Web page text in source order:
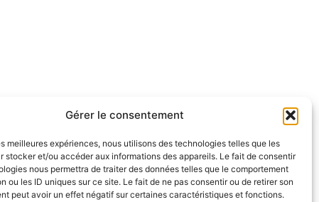
Gérer le consentement
meilleures expériences, nous utilisons des technologies telles que les
stocker et/ou accéder aux informations des appareils. Le fait de consentir
nous permettra de traiter des données telles que le comportement
ou les ID uniques sur ce site. Le fait de ne pas consentir ou de retirer son
peut avoir un effet négatif sur certaines caractéristiques et fonctions.